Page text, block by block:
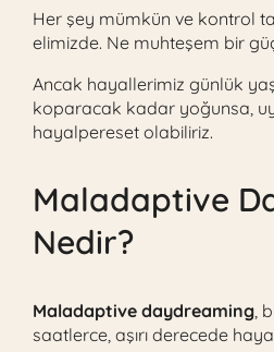
Her şey mümkün ve kontrol
elimizde. Ne muhteşem bir
Ancak hayallerimiz günlük
koparacak kadar yoğunsa,
hayalpereset olabiliriz.
Maladaptive
Nedir?
Maladaptive daydreaming,
saatlerce, aşırı derecede